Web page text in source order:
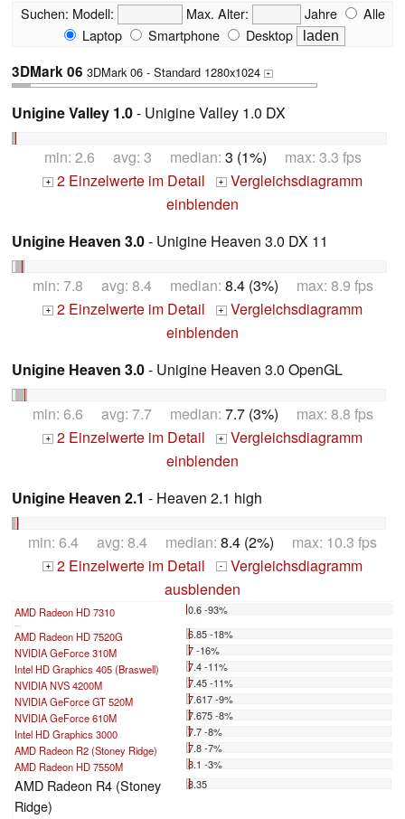
Suchen: Modell: Max. Alter: Jahre
Alle
Laptop
Smartphone Desktop
3DMark 06 3DMark 06 - Standard 1280x1024 +
Unigine Valley 1.0- Unigine Valley 1.0 DX
min: 2.6 avg: 3 median: 3 (1%) max: 3.3 fps
+ 2 Einzelwerte im Detail + Vergleichsdiagramm
einblenden
Unigine Heaven 3.0- Unigine Heaven 3.0 DX 11
min: 7.8 avg: 8.4 median: 8.4 (3%) max: 8.9 fps
+ 2 Einzelwerte im Detail + Vergleichsdiagramm
einblenden
Unigine Heaven 3.0- Unigine Heaven 3.0 OpenGL
min: 6.6 avg: 7.7 median: 7.7 (3%) max: 8.8 fps
+ 2 Einzelwerte im Detail + Vergleichsdiagramm
einblenden
Unigine Heaven 2.1 - Heaven 2.1 high
min: 6.4 avg: 8.4 median: 8.4 (2%) max: 10.3 fps
+ 2 Einzelwerte im Detail - Vergleichsdiagramm
ausblenden
AMD Radeon HD 7310 0.6 -93%
AMD Radeon HD 7520G
6.85 -18%
NVIDIA GeForce 310M
7 -16%
Intel HD Graphics 405 (Braswell)
7.4 -11%
NVIDIA NVS 4200M
7.45 -11%
NVIDIA GeForce GT 520M
7.617 -9%
NVIDIA GeForce 610M
7.675 -8%
Intel HD Graphics 3000
7.7 -8%
AMD Radeon R2 (Stoney Ridge)
7.8 -7%
AMD Radeon HD 7550M
8.1 -3%
AMD Radeon R4 (Stoney
Ridge)
8.35